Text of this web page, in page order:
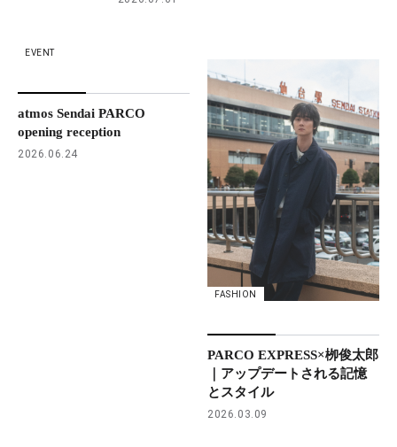
EVENT
atmos Sendai PARCO
opening reception
2026.06.24
FASHION
PARCO EXPRESS×栁俊太郎
｜アップデートされる記憶
とスタイル
2026.03.09